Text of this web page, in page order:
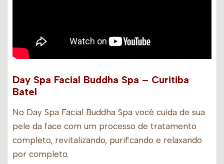
Day Spa Facial Buddha Spa – Curitiba
Batel
No Day Spa Facial Buddha Spa você cuida de sua
pele da face com um processo de tratamento
completo, revitalizando, purificando e relaxando
por completo.